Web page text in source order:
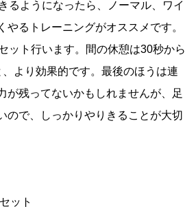
るようになったら、ノーマル、ワイ
やるトレーニングがオススメです。
ット行います。間の休憩は30秒から
より効果的です。最後のほうは連
が残ってないかもしれませんが、足
ので、しっかりやりきることが大切
ット